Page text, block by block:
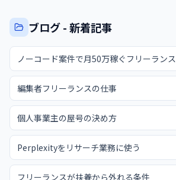
ブログ - 新着記事
ノーコード案件で月50万稼ぐフリーランス
編集者フリーランスの仕事
個人事業主の屋号の決め方
Perplexityをリサーチ業務に使う
フリーランスが扶養から外れる条件